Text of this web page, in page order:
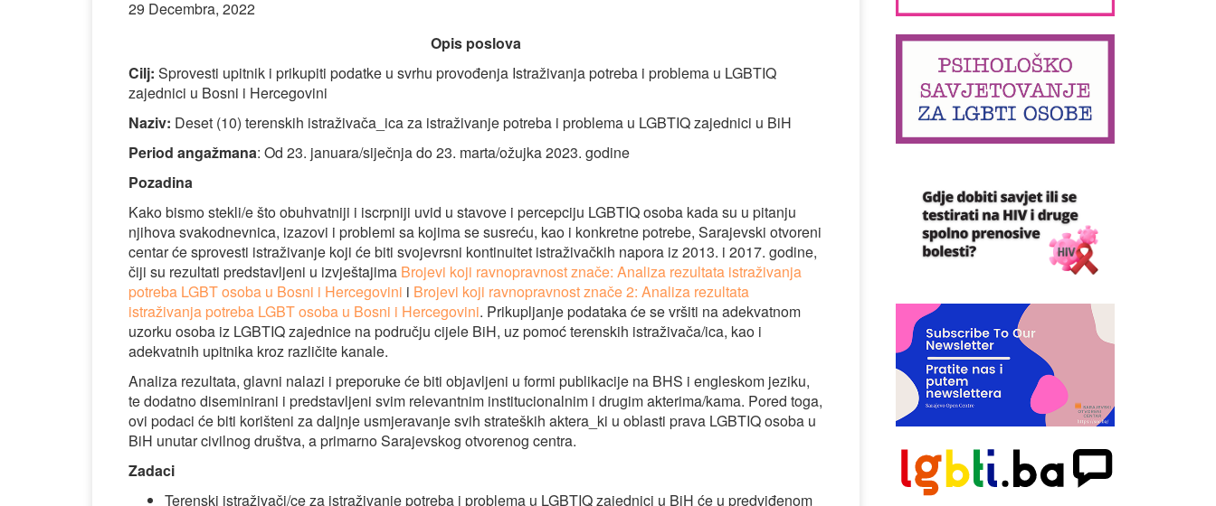
29 Decembra, 2022
Opis poslova
Cilj: Sprovesti upitnik i prikupiti podatke u svrhu provođenja Istraživanja potreba i problema u LGBTIQ
zajednici u Bosni i Hercegovini
Naziv: Deset (10) terenskih istraživača_ica za istraživanje potreba i problema u LGBTIQ zajednici u BiH
Period angažmana: Od 23. januara/siječnja do 23. marta/ožujka 2023. godine
Pozadina
Kako bismo stekli/e što obuhvatniji i iscrpniji uvid u stavove i percepciju LGBTIQ osoba kada su u pitanju
njihova svakodnevnica, izazovi i problemi sa kojima se susreću, kao i konkretne potrebe, Sarajevski otvoreni
centar će sprovesti istraživanje koji će biti svojevrsni kontinuitet istraživačkih napora iz 2013. i 2017. godine,
čiji su rezultati predstavljeni u izvještajima Brojevi koji ravnopravnost znače: Analiza rezultata istraživanja
potreba LGBT osoba u Bosni i Hercegovini i Brojevi koji ravnopravnost znače 2: Analiza rezultata
istraživanja potreba LGBT osoba u Bosni i Hercegovini. Prikupljanje podataka će se vršiti na adekvatnom
uzorku osoba iz LGBTIQ zajednice na području cijele BiH, uz pomoć terenskih istraživača/ica, kao i
adekvatnih upitnika kroz različite kanale.
Analiza rezultata, glavni nalazi i preporuke će biti objavljeni u formi publikacije na BHS i engleskom jeziku,
te dodatno diseminirani i predstavljeni svim relevantnim institucionalnim i drugim akterima/kama. Pored toga,
ovi podaci će biti korišteni za daljnje usmjeravanje svih strateških aktera_ki u oblasti prava LGBTIQ osoba u
BiH unutar civilnog društva, a primarno Sarajevskog otvorenog centra.
Zadaci
Terenski istraživači/ce za istraživanje potreba i problema u LGBTIQ zajednici u BiH će u predviđenom